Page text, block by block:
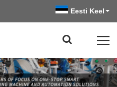
Eesti Keel